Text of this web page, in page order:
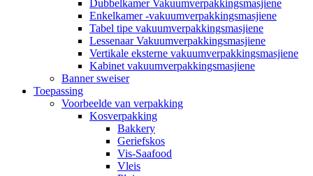
Dubbelkamer Vakuumverpakkingsmasjiene
Enkelkamer -vakuumverpakkingsmasjiene
Tabel tipe vakuumverpakkingsmasjiene
Lessenaar Vakuumverpakkingsmasjiene
Vertikale eksterne vakuumverpakkingsmasjiene
Kabinet vakuumverpakkingsmasjiene
Banner sweiser
Toepassing
Voorbeelde van verpakking
Kosverpakking
Bakkery
Geriefskos
Vis-Saafood
Vleis